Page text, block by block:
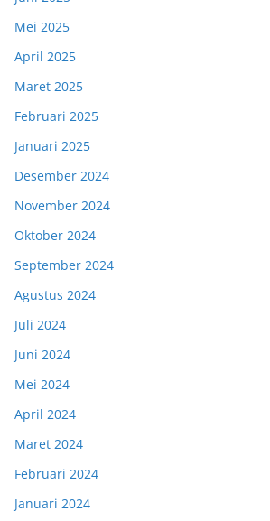
Mei 2025
April 2025
Maret 2025
Februari 2025
Januari 2025
Desember 2024
November 2024
Oktober 2024
September 2024
Agustus 2024
Juli 2024
Juni 2024
Mei 2024
April 2024
Maret 2024
Februari 2024
Januari 2024